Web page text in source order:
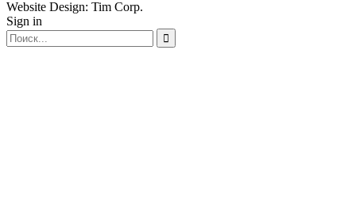
Website Design: Tim Corp.
Sign in